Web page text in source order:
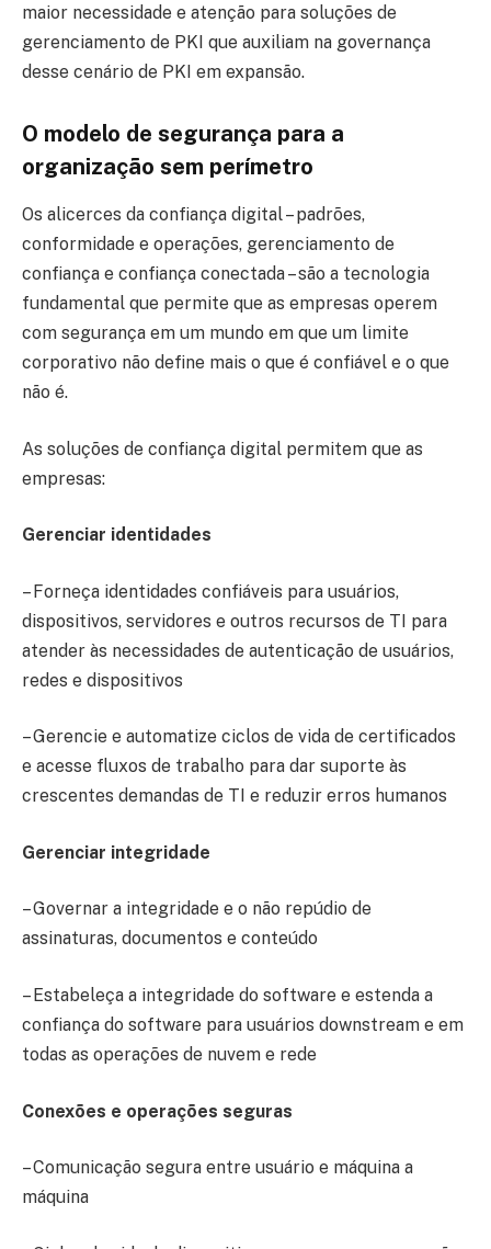
maior necessidade e atenção para soluções de
gerenciamento de PKI que auxiliam na governança
desse cenário de PKI em expansão.
O modelo de segurança para a
organização sem perímetro
Os alicerces da confiança digital – padrões,
conformidade e operações, gerenciamento de
confiança e confiança conectada – são a tecnologia
fundamental que permite que as empresas operem
com segurança em um mundo em que um limite
corporativo não define mais o que é confiável e o que
não é.
As soluções de confiança digital permitem que as
empresas:
Gerenciar identidades
– Forneça identidades confiáveis ​​para usuários,
dispositivos, servidores e outros recursos de TI para
atender às necessidades de autenticação de usuários,
redes e dispositivos
– Gerencie e automatize ciclos de vida de certificados
e acesse fluxos de trabalho para dar suporte às
crescentes demandas de TI e reduzir erros humanos
Gerenciar integridade
– Governar a integridade e o não repúdio de
assinaturas, documentos e conteúdo
– Estabeleça a integridade do software e estenda a
confiança do software para usuários downstream e em
todas as operações de nuvem e rede
Conexões e operações seguras
– Comunicação segura entre usuário e máquina a
máquina